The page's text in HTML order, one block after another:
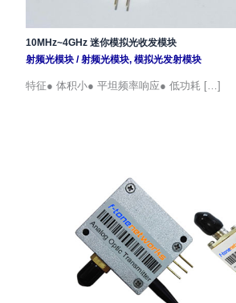
10MHz~4GHz 迷你模拟光收发模块
射频光模块/射频光模块, 模拟光发射模块
特征● 体积小● 平坦频率响应● 低功耗 […]